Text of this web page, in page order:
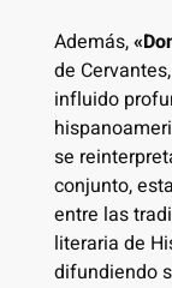
Además,
de
influido
se
conjunto,
entre las
literaria de
difundiendo